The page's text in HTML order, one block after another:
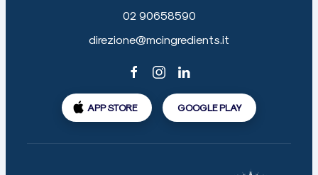
02 90658590
direzione@mcingredients.it
APP STORE GOOGLE PLAY